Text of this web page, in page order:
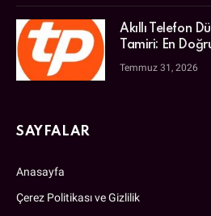
Akıllı Telefon
Tamiri: En
Temmuz 31, 2026
SAYFALAR
Anasayfa
Çerez Politikası ve Gizlilik